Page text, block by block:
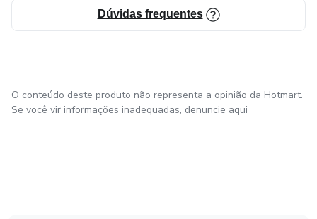
Dúvidas frequentes
O conteúdo deste produto não representa a opinião da Hotmart.
Se você vir informações inadequadas, denuncie aqui